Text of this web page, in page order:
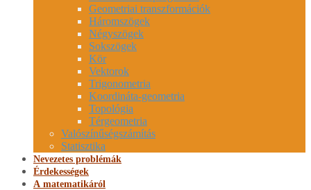
Geometriai transzformációk
Háromszögek
Négyszögek
Sokszögek
Kör
Vektorok
Trigonometria
Koordináta-geometria
Topológia
Térgeometria
Valószínűségszámítás
Statisztika
Nevezetes problémák
Érdekességek
A matematikáról